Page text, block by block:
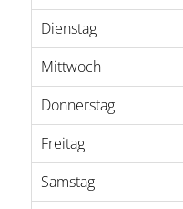
Dienstag
Mittwoch
Donnerstag
Freitag
Samstag